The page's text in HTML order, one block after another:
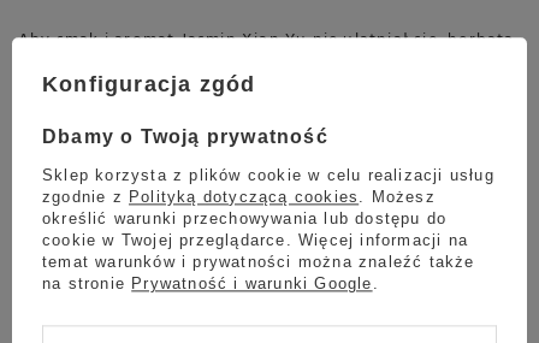
Aby smak i aromat Jasmin Xian Yu nie ulatniał się, herbata
pojemności 100g.
Najważniejsze cechy
Zielona herbata Ronnefeldt
Jasmin Xian Yu 100g
Konfiguracja zgód
Dbamy o Twoją prywatność
Sklep korzysta z plików cookie w celu realizacji usług
zgodnie z Polityką dotyczącą cookies
. Możesz
określić warunki przechowywania lub dostępu do
cookie w Twojej przeglądarce. Więcej informacji na
temat warunków i prywatności można znaleźć także
na stronie Prywatność i warunki Google